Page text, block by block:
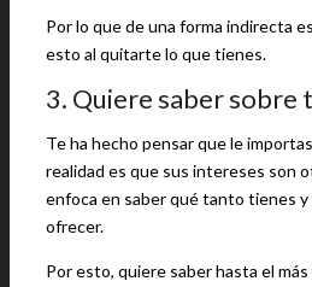
Por lo que de una forma indirecta
esto al quitarte lo que tienes.
3. Quiere saber sobre
Te ha hecho pensar que le
realidad es que sus intereses son
enfoca en saber qué tanto tienes
ofrecer.
Por esto, quiere saber hasta el